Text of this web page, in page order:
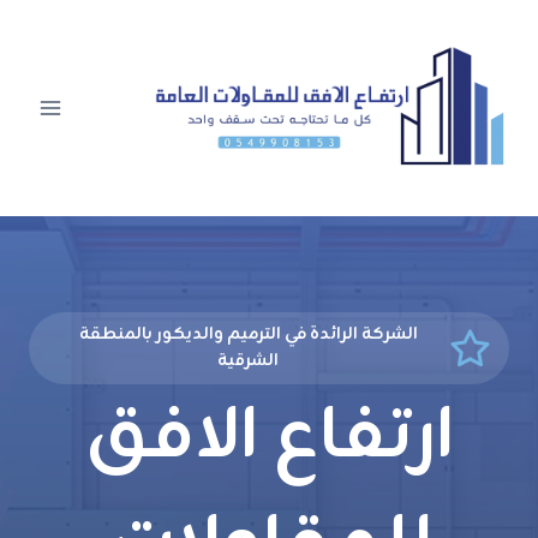
المحتوى
الشركة الرائدة في الترميم والديكور بالمنطقة
الشرقية
ارتفاع الافق